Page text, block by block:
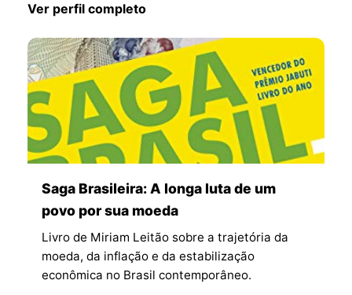
Ver perfil completo
Saga Brasileira: A longa luta de um
povo por sua moeda
Livro de Miriam Leitão sobre a trajetória da
moeda, da inflação e da estabilização
econômica no Brasil contemporâneo.